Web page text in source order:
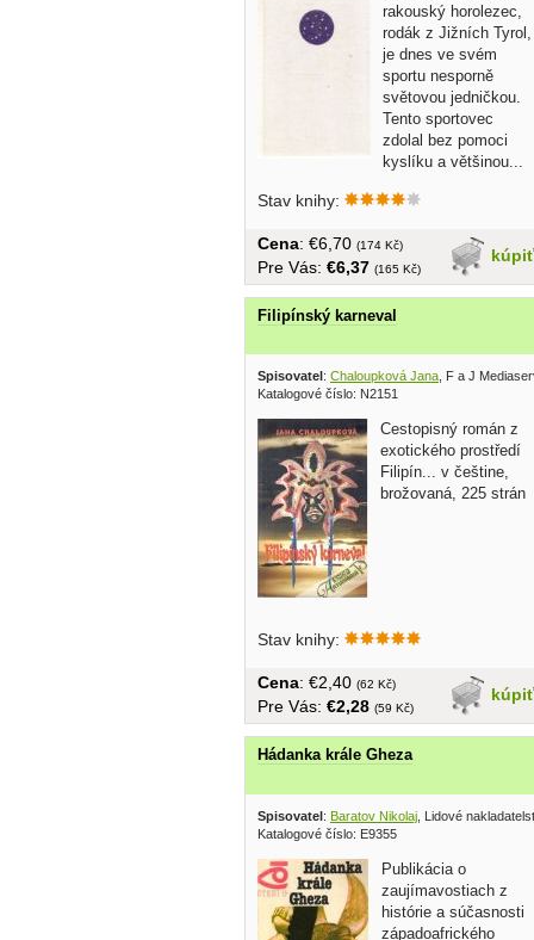
rakouský horolezec,
rodák z Jižních Tyrol,
je dnes ve svém
sportu nesporně
světovou jedničkou.
Tento sportovec
zdolal bez pomoci
kyslíku a většinou...
Stav knihy:
kúpiť
Cena: €6,70 (174 Kč)
Pre Vás: €6,37 (165 Kč)
Filipínský karneval
Spisovatel : Chaloupková Jana , F a J
Katalogové číslo: N2151
Cestopisný román z
exotického prostředí
Filipín... v češtine,
brožovaná, 225 strán
Stav knihy:
kúpiť
Cena: €2,40 (62 Kč)
Pre Vás: €2,28 (59 Kč)
Hádanka krále Gheza
Spisovatel: Baratov Nikolaj , Lidové
Katalogové číslo: E9355
Publikácia o
zaujímavostiach z
histórie a súčasnosti
západoafrického